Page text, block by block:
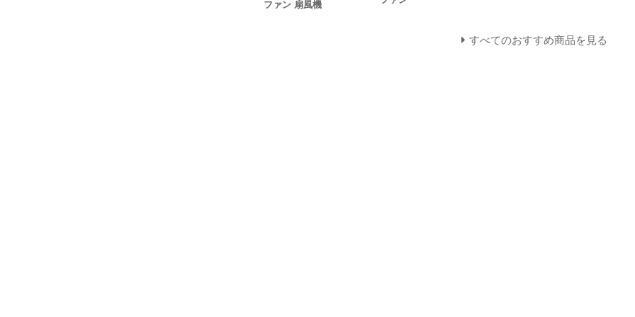
ファン 扇風機
すべてのおすすめ商品を見る